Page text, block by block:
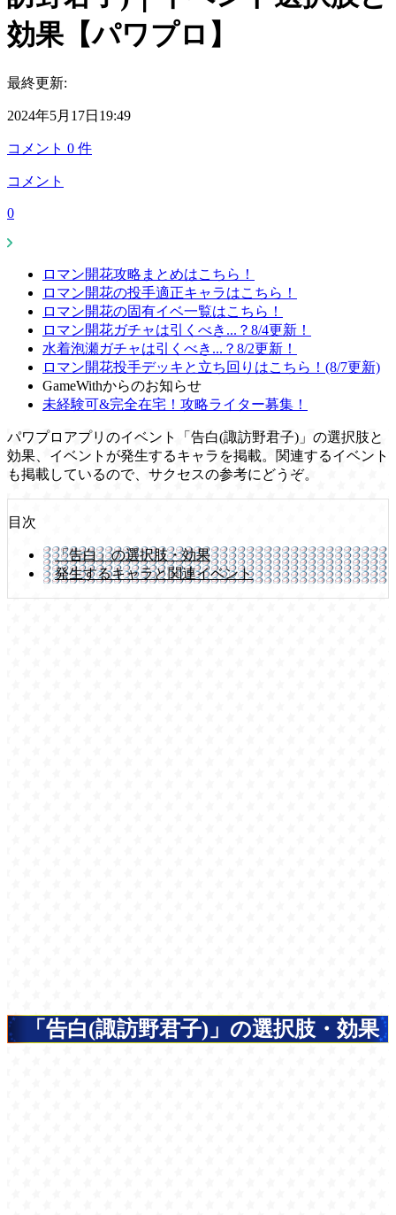
効果【パワプロ】
最終更新:
2024年5月17日19:49
コメント 0 件
コメント
0
ロマン開花攻略まとめはこちら！
ロマン開花の投手適正キャラはこちら！
ロマン開花の固有イベ一覧はこちら！
ロマン開花ガチャは引くべき...？8/4更新！
水着泡瀬ガチャは引くべき...？8/2更新！
ロマン開花投手デッキと立ち回りはこちら！(8/7更新)
GameWithからのお知らせ
未経験可&完全在宅！攻略ライター募集！
パワプロアプリのイベント「告白(諏訪野君子)」の選択肢と
効果、イベントが発生するキャラを掲載。関連するイベント
も掲載しているので、サクセスの参考にどうぞ。
目次
「告白」の選択肢・効果
発生するキャラと関連イベント
「告白(諏訪野君子)」の選択肢・効果